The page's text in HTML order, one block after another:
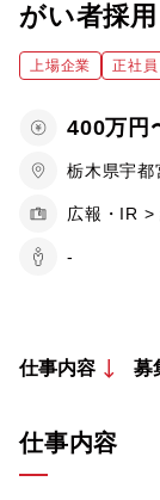
がい者採用
上場企業 正社員
400万円
栃木県宇
広報・IR >
-
仕事内容 募
仕事内容